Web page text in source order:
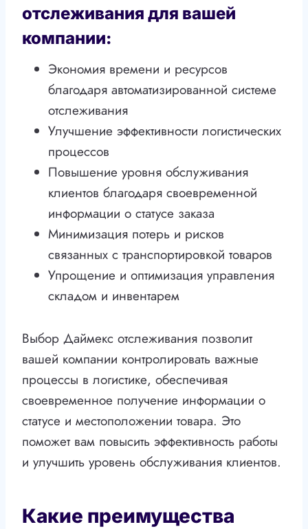
отслеживания для вашей
компании:
Экономия времени и ресурсов
благодаря автоматизированной системе
отслеживания
Улучшение эффективности логистических
процессов
Повышение уровня обслуживания
клиентов благодаря своевременной
информации о статусе заказа
Минимизация потерь и рисков
связанных с транспортировкой товаров
Упрощение и оптимизация управления
складом и инвентарем
Выбор Даймекс отслеживания позволит
вашей компании контролировать важные
процессы в логистике, обеспечивая
своевременное получение информации о
статусе и местоположении товара. Это
поможет вам повысить эффективность работы
и улучшить уровень обслуживания клиентов.
Какие преимущества